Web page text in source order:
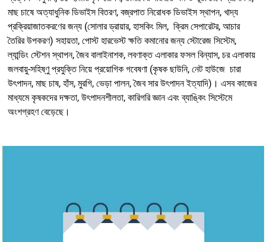
মাছ চাষে অত্যাধুনিক ডিভাইস বিতরণ, বজ্রপাত নিরোধক ডিভাইস স্থাপন, খাদ্য
প্রক্রিয়াজাতকরণের জন্য (সোলার ড্রায়ার, হাসকিং মিল, ক্রিম সেপারেটর, আচার
তৈরির উপকরণ) সহায়তা, পোস্ট হারভেস্ট ক্ষতি কমানোর জন্য স্টোরেজ সিস্টেম,
ল্যান্ডিং স্টেশন স্থাপন, জৈব বালাইনাশক, লবণাক্ত এলাকার ফসল বিন্যাস, চর এলাকায়
জলবায়ু-সহিষ্ণু প্রযুক্তি নিয়ে প্রয়োগিক গবেষণা (কৃষক ছাউনি, নেট হাউজে চারা
উৎপাদন, মাছ চাষ, হাঁস, মুরগি, ভেড়া পালন, জৈব সার উৎপাদন ইত্যাদি)। এসব কাজের
মাধ্যমে কৃষকদের দক্ষতা, উৎপাদনশীলতা, কারিগরি জ্ঞান এবং ব্যাঙ্কিং সিস্টেমে
অংশগ্রহণ বেড়েছে।